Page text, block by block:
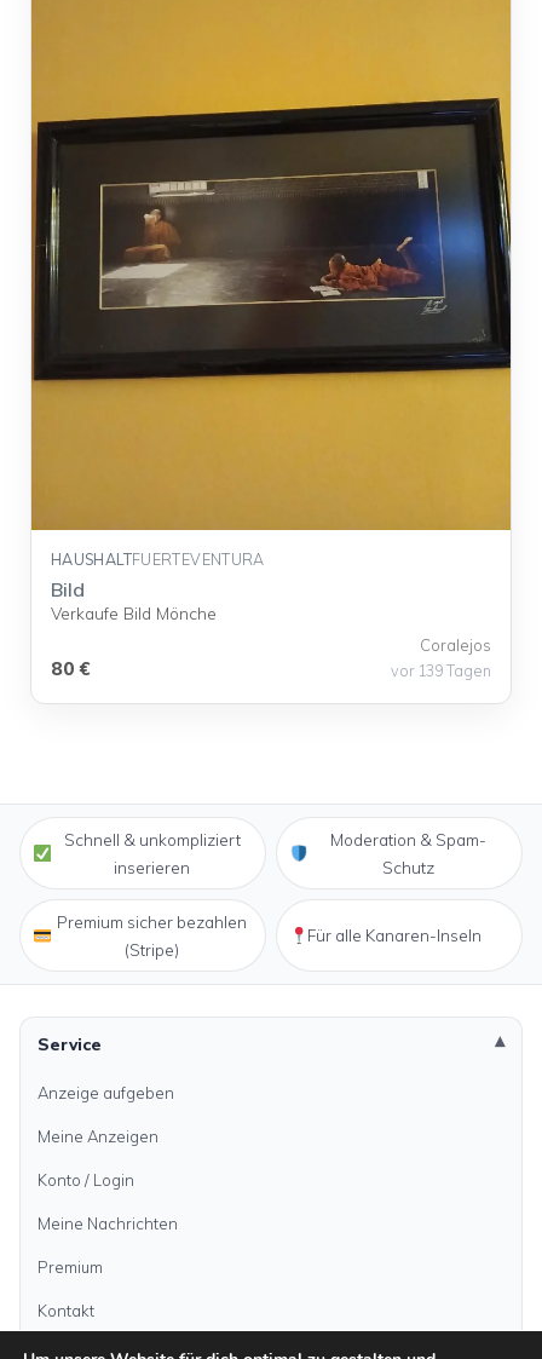
HAUSHALTFUERTEVENTURA
Bild
Verkaufe Bild Mönche
80 €
Coralejos
vor 139 Tagen
Schnell & unkompliziert
inserieren
Moderation & Spam-
Schutz
Premium sicher bezahlen
(Stripe)
Für alle Kanaren-Inseln
Service
Anzeige aufgeben
Meine Anzeigen
Konto / Login
Meine Nachrichten
Premium
Kontakt